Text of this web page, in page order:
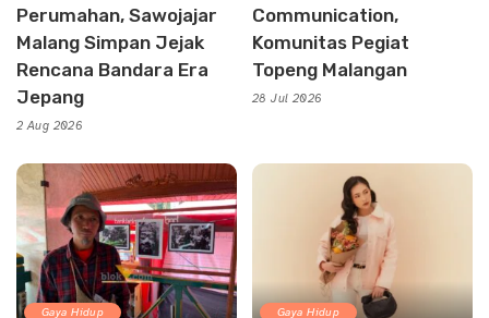
Perumahan, Sawojajar
Malang Simpan Jejak
Rencana Bandara Era
Jepang
2 Aug 2026
Communication,
Komunitas Pegiat
Topeng Malangan
28 Jul 2026
Gaya Hidup Gaya Hidup